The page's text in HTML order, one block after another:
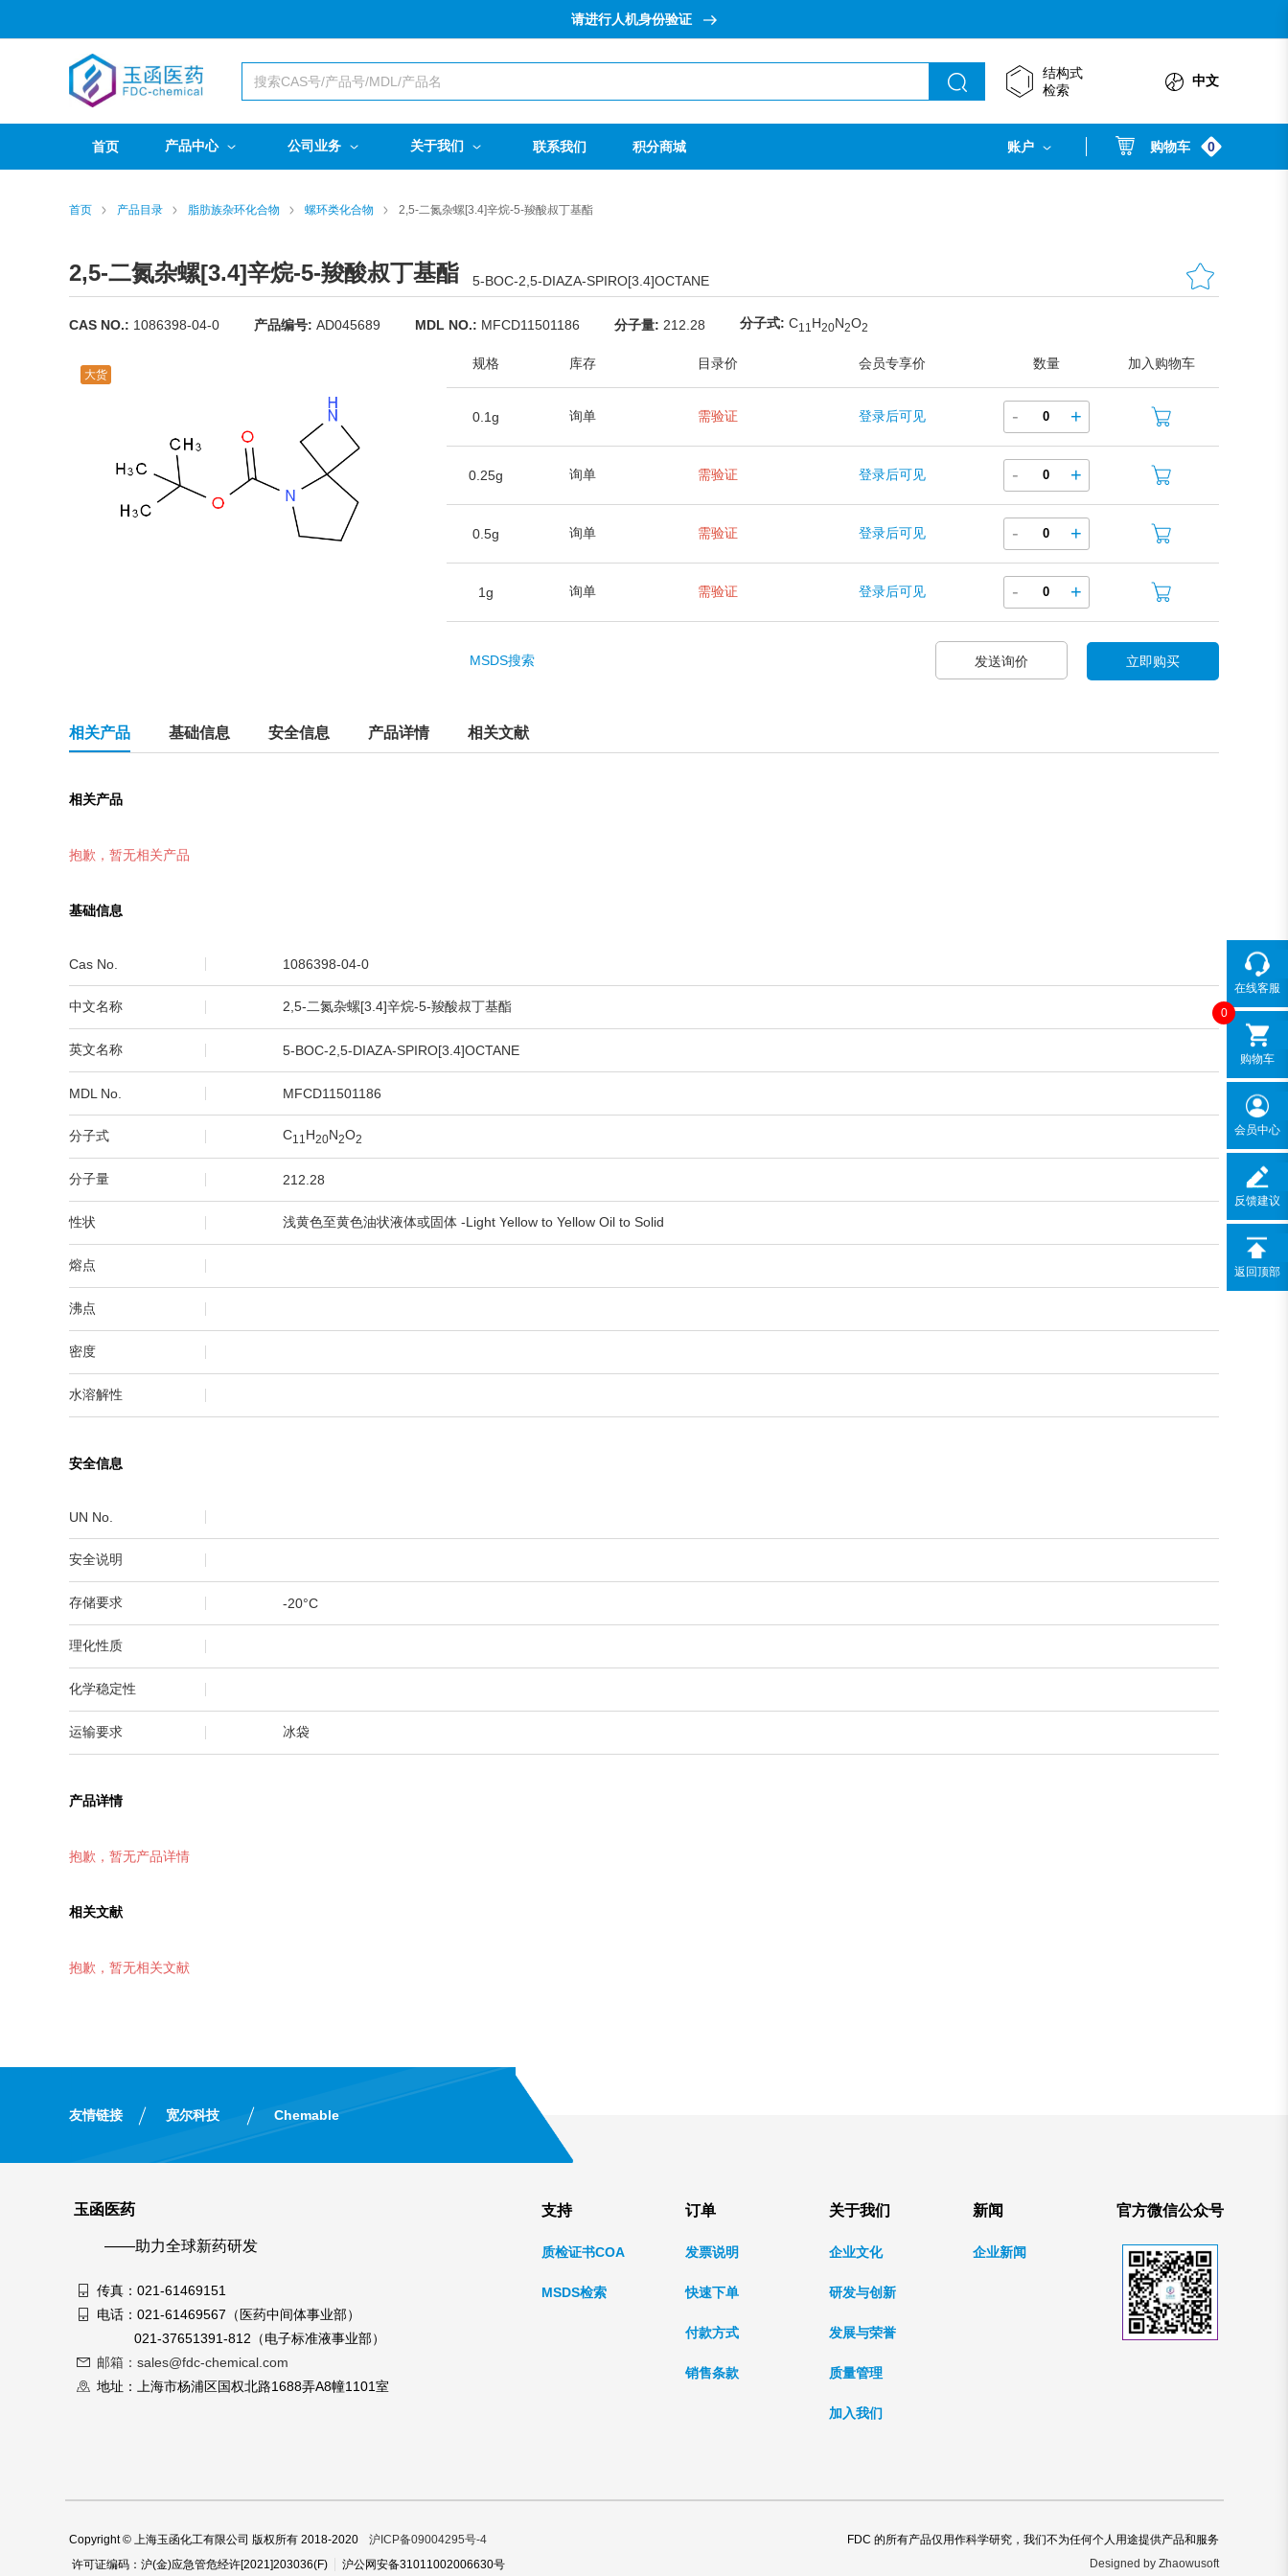
请进行人机身份验证
结构式
检索
中文
首页 产品中心 公司业务 关于我们 联系我们 积分商城 账户 购物车 0
首页 产品目录 脂肪族杂环化合物 螺环类化合物 2,5-二氮杂螺[3.4]辛烷-5-羧酸叔丁基酯
2,5-二氮杂螺[3.4]辛烷-5-羧酸叔丁基酯 5-BOC-2,5-DIAZA-SPIRO[3.4]OCTANE
CAS NO.: 1086398-04-0 产品编号: AD045689 MDL NO.: MFCD11501186 分子量: 212.28 分子式: C1 1 H20N2O2
大货
规格 库存 目录价 会员专享价 数量 加入购物车
0.1g 询单 需验证 登录后可见 - +
0.25g 询单 需验证 登录后可见 - +
0.5g 询单 需验证 登录后可见 - +
1g 询单 需验证 登录后可见 - +
MSDS搜索 发送询价 立即购买
相关产品 基础信息 安全信息 产品详情 相关文献
相关产品
抱歉，暂无相关产品
基础信息
Cas No. 1086398-04-0
中文名称 2,5-二氮杂螺[3.4]辛烷-5-羧酸叔丁基酯
英文名称 5-BOC-2,5-DIAZA-SPIRO[3.4]OCTANE
MDL No. MFCD11501186
分子式 C1 1 H20N2O2
分子量 212.28
性状 浅黄色至黄色油状液体或固体 -Light Yellow to Yellow Oil to Solid
熔点
沸点
密度
水溶解性
安全信息
UN No.
安全说明
存储要求 -20°C
理化性质
化学稳定性
运输要求 冰袋
产品详情
抱歉，暂无产品详情
相关文献
抱歉，暂无相关文献
友情链接 宽尔科技 Chemable
玉函医药
——助力全球新药研发
传真：021-61469151
电话：021-61469567（医药中间体事业部）
021-37651391-812（电子标准液事业部）
邮箱：sales@fdc-chemical.com
地址：上海市杨浦区国权北路1688弄A8幢1101室
官方微信公众号
支持
质检证书COA
MSDS检索
订单
发票说明
快速下单
付款方式
销售条款
关于我们
企业文化
研发与创新
发展与荣誉
质量管理
加入我们
新闻
企业新闻
Copyright © 上海玉函化工有限公司 版权所有 2018-2020 沪ICP备09004295号-4
FDC 的所有产品仅用作科学研究，我们不为任何个人用途提供产品和服务
许可证编码：沪(金)应急管危经许[2021]203036(F)
沪公网安备31011002006630号 Designed by Zhaowusoft
在线客服
0
购物车
会员中心
反馈建议
返回顶部